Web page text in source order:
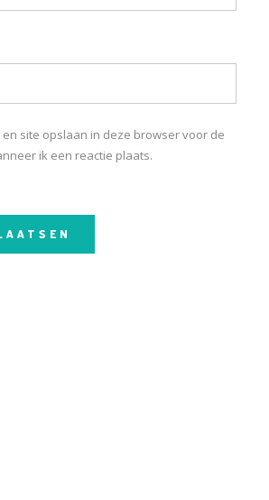
en site opslaan in deze browser voor de
ik een reactie plaats.